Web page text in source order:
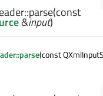
parse(const
&input)
(const